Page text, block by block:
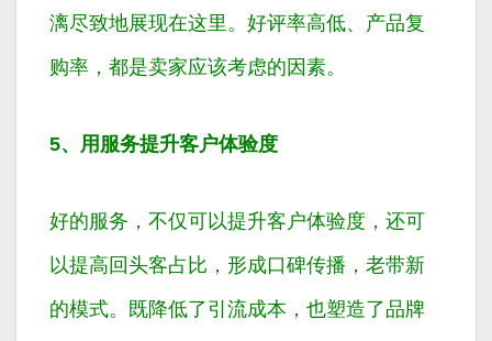
漓尽致地展现在这里。好评率高低、产品复
购率，都是卖家应该考虑的因素。
5、用服务提升客户体验度
好的服务，不仅可以提升客户体验度，还可
以提高回头客占比，形成口碑传播，老带新
的模式。既降低了引流成本，也塑造了品牌